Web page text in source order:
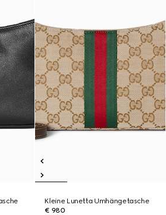
Kleine Lunetta Umhängetasche
€ 980